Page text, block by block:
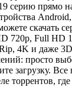
серию прямо
скачать
720p, Full HD
4K и даже
просто
загрузку. Все
торрентов,